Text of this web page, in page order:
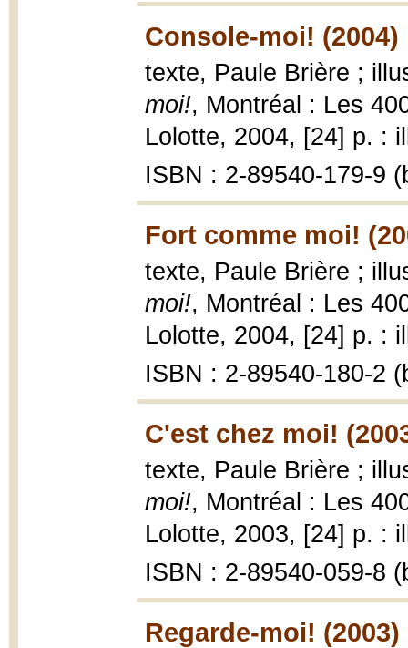
Console-moi! (2004)
texte, Paule Brière ;
moi!, Montréal : Les
Lolotte, 2004, [24] p. :
ISBN : 2-89540-179-9
Fort comme moi!
texte, Paule Brière ;
moi!, Montréal : Les
Lolotte, 2004, [24] p. :
ISBN : 2-89540-180-2
C'est chez moi!
texte, Paule Brière ;
moi!, Montréal : Les
Lolotte, 2003, [24] p. :
ISBN : 2-89540-059-8
Regarde-moi! (2003)